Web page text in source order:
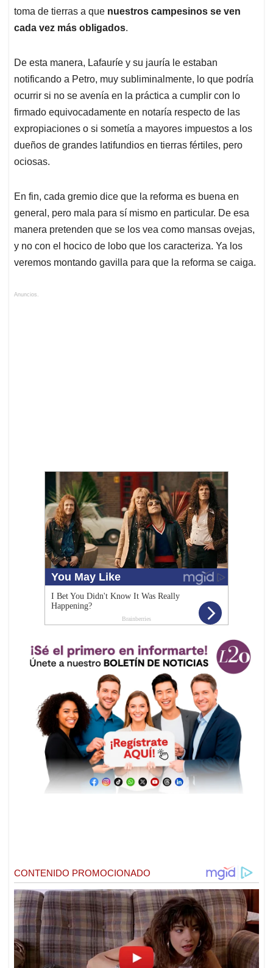
toma de tierras a que nuestros campesinos se ven
cada vez más obligados.
De esta manera, Lafauríe y su jauría le estaban
notificando a Petro, muy subliminalmente, lo que podría
ocurrir si no se avenía en la práctica a cumplir con lo
firmado equivocadamente en notaría respecto de las
expropiaciones o si sometía a mayores impuestos a los
dueños de grandes latifundios en tierras fértiles, pero
ociosas.
En fin, cada gremio dice que la reforma es buena en
general, pero mala para sí mismo en particular. De esa
manera pretenden que se los vea como mansas ovejas,
y no con el hocico de lobo que los caracteriza. Ya los
veremos montando gavilla para que la reforma se caiga.
Anuncios.